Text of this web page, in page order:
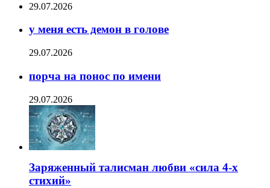
29.07.2026
у меня есть демон в голове
29.07.2026
порча на понос по имени
29.07.2026
Заряженный талисман любви «сила 4-х
стихий»